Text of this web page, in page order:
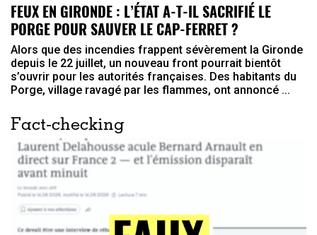
FEUX EN GIRONDE : L’ÉTAT A-T-IL SACRIFIÉ LE
PORGE POUR SAUVER LE CAP-FERRET ?
Alors que des incendies frappent sévèrement la Gironde
depuis le 22 juillet, un nouveau front pourrait bientôt
s’ouvrir pour les autorités françaises. Des habitants du
Porge, village ravagé par les flammes, ont annoncé ...
Fact-checking